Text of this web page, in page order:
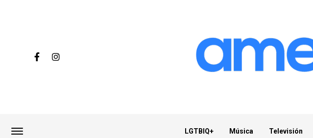
LGTBIQ+ Música Televisión